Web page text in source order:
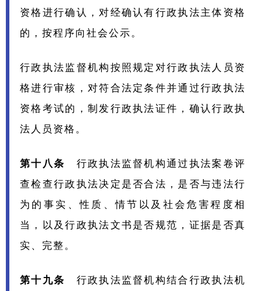
资格进行确认，对经确认有行政执法主体资格
的，按程序向社会公示。
行政执法监督机构按照规定对行政执法人员资
格进行审核，对符合法定条件并通过行政执法
资格考试的，制发行政执法证件，确认行政执
法人员资格。
第十八条
行政执法监督机构通过执法案卷评
查检查行政执法决定是否合法，是否与违法行
为的事实、性质、情节以及社会危害程度相
当，以及行政执法文书是否规范，证据是否真
实、完整。
第十九条
行政执法监督机构结合行政执法机